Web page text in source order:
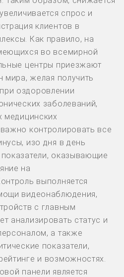
спрос и
клиентов в
Как правило, на
во всемирной
центры приезжают
мира, желая получить
оздоровлении
заболеваний,
медицинских
контролировать все
изо дня в день
оказывающие
на
выполняется
видеонаблюдения,
с главным
анализировать статус и
а также
показатели,
и возможностях.
панели является